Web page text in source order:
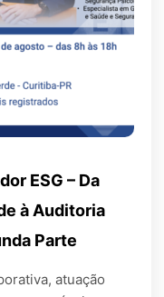
ESG – Da
à Auditoria
Parte
atuação